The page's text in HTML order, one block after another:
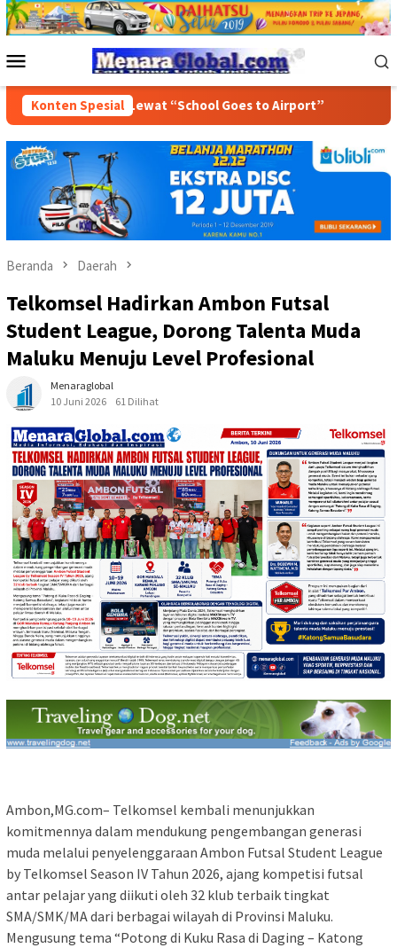
Loncat
ke
Mobile
Konten Spesial
Lewat “School Goes to Airport” Wujudkan Budaya
Beranda Daerah
Telkomsel Hadirkan Ambon Futsal
Student League, Dorong Talenta Muda
Maluku Menuju Level Profesional
Menaraglobal
10 Juni 2026
61 Dilihat
Ambon,MG.com– Telkomsel kembali menunjukkan
komitmennya dalam mendukung pengembangan generasi
muda melalui penyelenggaraan Ambon Futsal Student League
by Telkomsel Season IV Tahun 2026, ajang kompetisi futsal
antar pelajar yang diikuti oleh 32 klub terbaik tingkat
SMA/SMK/MA dari berbagai wilayah di Provinsi Maluku.
Mengusung tema “Potong di Kuku Rasa di Daging – Katong